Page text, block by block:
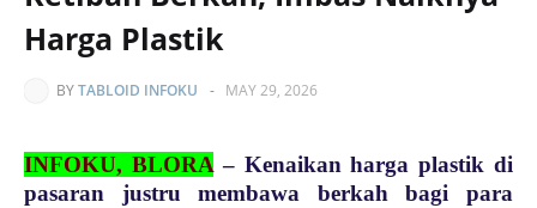
Harga Plastik
BYTABLOID INFOKU - MAY 29, 2026
INFOKU, BLORA– Kenaikan harga plastik di
pasaran justru membawa berkah bagi para